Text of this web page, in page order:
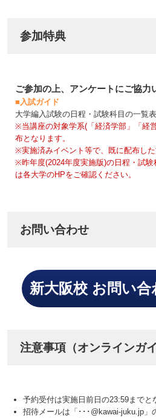
参加特典
ご参加の上、アンケートにご協力
■入試ガイド
大学編入試験の日程・試験科目の一覧
※当講座の対象学系(「経済学部」「経
布となります。
※実施済みイベント等で、既に配布した
※昨年度(2024年度実施版)の日程・試
は各大学のHPをご確認ください。
お問い合わせ
新大阪校 お問い
注意事項（オンラインガ
予約受付は実施日前日の23:59までと
招待メールは「･･･@kawai-juku.jp」